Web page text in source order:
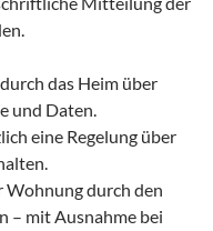
das Heim über
und Daten.
eine Regelung über
durch den
– mit Ausnahme bei